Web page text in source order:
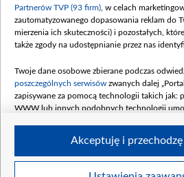
Partnerów TVP (93 firm) , w celach
zautomatyzowanego dopasowania reklam do
mierzenia ich skuteczności) i pozostałych,
także zgody na udostępnianie przez nas
Twoje dane osobowe zbierane podczas
poszczególnych serwisów zwanych dalej
zapisywane za pomocą technologii takich jak:
WWW lub innych podobnych technologii
Twoje dane osobowe zbierane podczas
Akceptuję i